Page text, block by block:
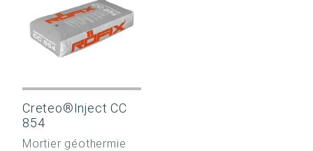
Creteo®Inject CC
854
Mortier géothermie